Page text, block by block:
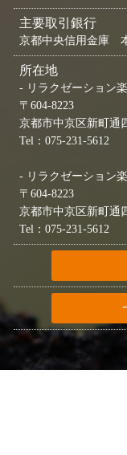
主要取引銀行
京都中央信用金庫
所在地
- リラクゼーション
〒604-8223
京都市中京区新町通
Tel：075-231-5612
- リラクゼーション
〒604-8223
京都市中京区新町通
Tel：075-231-5612